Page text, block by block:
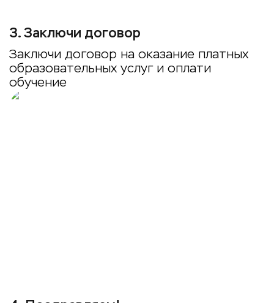
3.Заключи договор
Заключи договор на оказание платных
образовательных услуг и оплати
обучение